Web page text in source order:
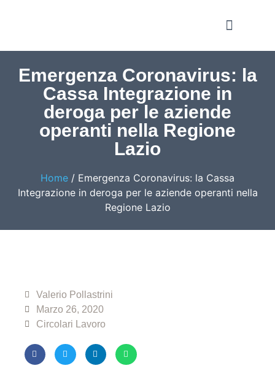
Emergenza Coronavirus: la
Cassa Integrazione in
deroga per le aziende
operanti nella Regione
Lazio
Home / Emergenza Coronavirus: la Cassa
Integrazione in deroga per le aziende operanti nella
Regione Lazio
Valerio Pollastrini
Marzo 26, 2020
Circolari Lavoro